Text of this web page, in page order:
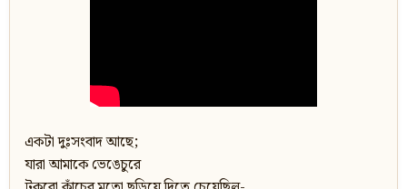
একটা দুঃসংবাদ আছে;
যারা আমাকে ভেঙেচুরে